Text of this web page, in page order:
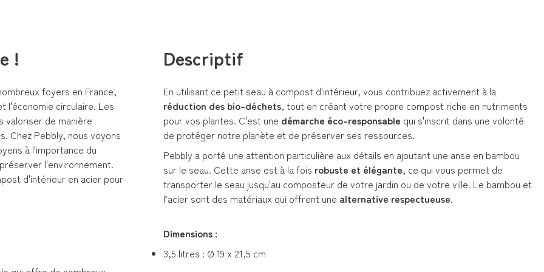
!
foyers en France,
l'économie circulaire. Les
valoriser de manière
Chez Pebbly, nous voyons
à l'importance du
l'environnement.
d'intérieur en acier pour
Descriptif
En utilisant ce petit seau à compost d'intérieur, vous contribuez activement à la
réduction des bio-déchets, tout en créant votre propre compost riche en nutriments
pour vos plantes. C'est une démarche éco-responsable qui s'inscrit dans une volonté
de protéger notre planète et de préserver ses ressources.
Pebbly a porté une attention particulière aux détails en ajoutant une anse en bambou
sur le seau. Cette anse est à la fois robuste et élégante, ce qui vous permet de
transporter le seau jusqu'au composteur de votre jardin ou de votre ville. Le bambou et
l’acier sont des matériaux qui offrent une alternative respectueuse.
Dimensions :
3,5 litres : Ø 19 x 21,5 cm